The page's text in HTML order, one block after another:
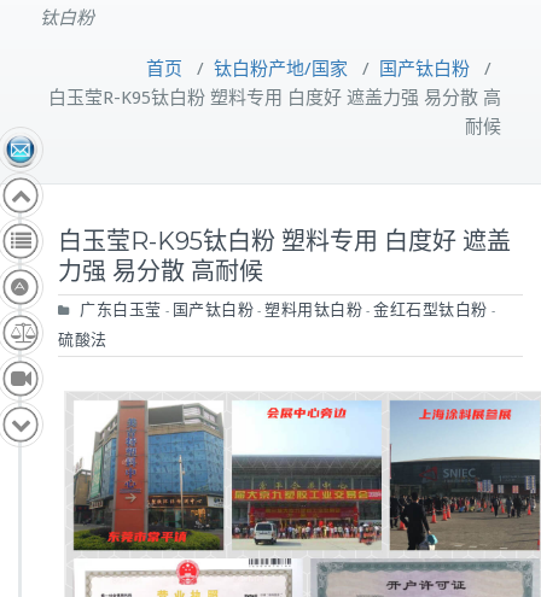
钛白粉
首页 / 钛白粉产地/国家 / 国产钛白粉 /
白玉莹R-K95钛白粉 塑料专用 白度好 遮盖力强 易分散 高
耐候
白玉莹R-K95钛白粉 塑料专用 白度好 遮盖
力强 易分散 高耐候
广东白玉莹 - 国产钛白粉 - 塑料用钛白粉 - 金红石型钛白粉 -
硫酸法